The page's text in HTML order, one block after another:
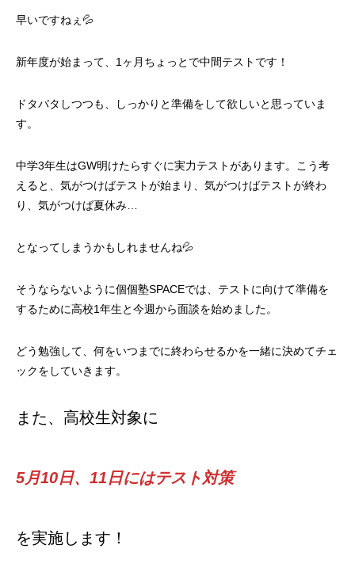
早いですねぇ💦
新年度が始まって、1ヶ月ちょっとで中間テストです！
ドタバタしつつも、しっかりと準備をして欲しいと思っていま
す。
中学3年生はGW明けたらすぐに実力テストがあります。こう考
えると、気がつけばテストが始まり、気がつけばテストが終わ
り、気がつけば夏休み…
となってしまうかもしれませんね💦
そうならないように個個塾SPACEでは、テストに向けて準備を
するために高校1年生と今週から面談を始めました。
どう勉強して、何をいつまでに終わらせるかを一緒に決めてチェ
ックをしていきます。
また、高校生対象に
5月10日、11日にはテスト対策
を実施します！